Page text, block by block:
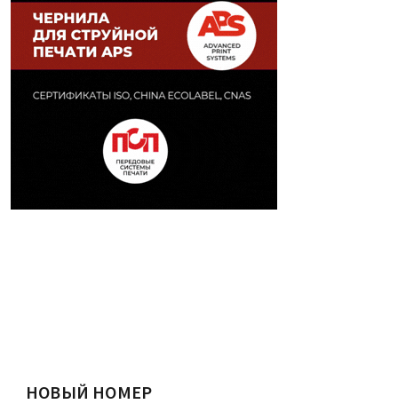
НОВЫЙ НОМЕР